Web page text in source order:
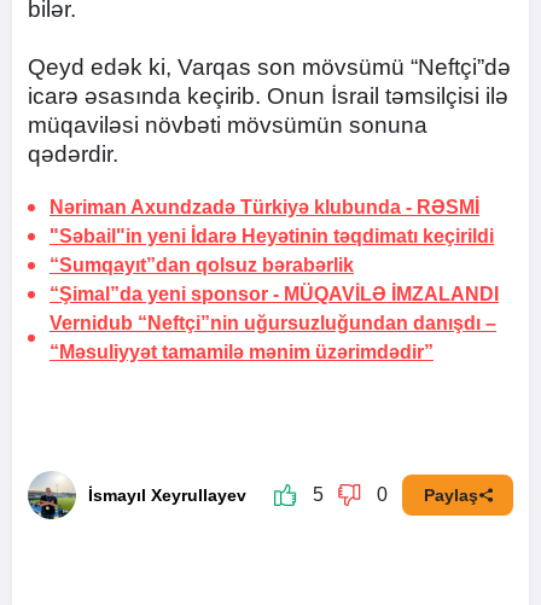
bilər.
Qeyd edək ki, Varqas son mövsümü “Neftçi”də
icarə əsasında keçirib. Onun İsrail təmsilçisi ilə
müqaviləsi növbəti mövsümün sonuna
qədərdir.
Nəriman Axundzadə Türkiyə klubunda - RƏSMİ
"Səbail"in yeni İdarə Heyətinin təqdimatı keçirildi
“Sumqayıt”dan qolsuz bərabərlik
“Şimal”da yeni sponsor - MÜQAVİLƏ İMZALANDI
Vernidub “Neftçi”nin uğursuzluğundan danışdı –
“Məsuliyyət tamamilə mənim üzərimdədir”
İsmayıl Xeyrullayev 5 0 Paylaş